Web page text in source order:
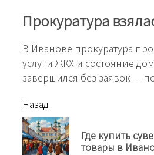
Прокуратура
В Иванове прокуратура
услуги ЖКХ и состояние
завершился без заявок —
читать
еще
Назад
Где купить
товары в